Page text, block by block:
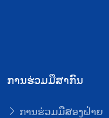
ການຮ່ວມມືສາກົນ
ການຮ່ວມມືສອງຝ່າຍ